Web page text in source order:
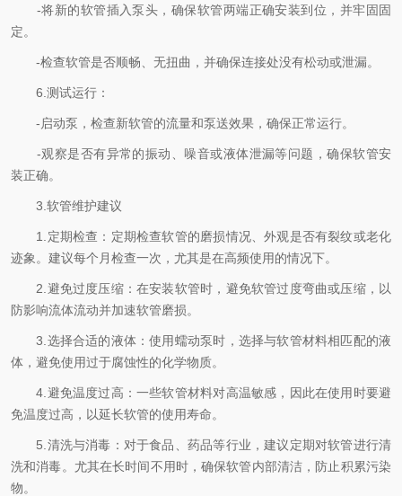
-将新的软管插入泵头，确保软管两端正确安装到位，并牢固固
定。
-检查软管是否顺畅、无扭曲，并确保连接处没有松动或泄漏。
6.测试运行：
-启动泵，检查新软管的流量和泵送效果，确保正常运行。
-观察是否有异常的振动、噪音或液体泄漏等问题，确保软管安
装正确。
3.软管维护建议
1.定期检查：定期检查软管的磨损情况、外观是否有裂纹或老化
迹象。建议每个月检查一次，尤其是在高频使用的情况下。
2.避免过度压缩：在安装软管时，避免软管过度弯曲或压缩，以
防影响流体流动并加速软管磨损。
3.选择合适的液体：使用蠕动泵时，选择与软管材料相匹配的液
体，避免使用过于腐蚀性的化学物质。
4.避免温度过高：一些软管材料对高温敏感，因此在使用时要避
免温度过高，以延长软管的使用寿命。
5.清洗与消毒：对于食品、药品等行业，建议定期对软管进行清
洗和消毒。尤其在长时间不用时，确保软管内部清洁，防止积累污染
物。